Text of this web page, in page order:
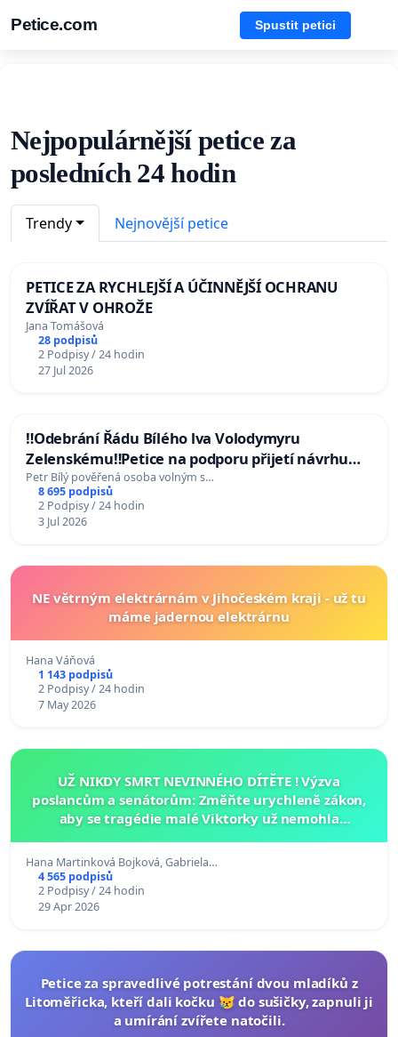
Petice.com Spustit petici
Nejpopulárnější petice za
posledních 24 hodin
Trendy Nejnovější petice
PETICE ZA RYCHLEJŠÍ A ÚČINNĚJŠÍ OCHRANU
ZVÍŘAT V OHROŽE
Jana Tomášová
28 podpisů
2 Podpisy / 24 hodin
27 Jul 2026
‼️Odebrání Řádu Bílého lva Volodymyru
Zelenskému‼️Petice na podporu přijetí návrhu
poslance JUDr. Jindřicha Rajchla a klubu SPD -
Odebrání státního vyznamenání Řádu Bílého lva
Volodymyru Zelenskému
Petr Bílý pověřená osoba volným s…
8 695 podpisů
2 Podpisy / 24 hodin
3 Jul 2026
NE větrným elektrárnám v Jihočeském kraji - už tu
máme jadernou elektrárnu
Hana Váňová
1 143 podpisů
2 Podpisy / 24 hodin
7 May 2026
UŽ NIKDY SMRT NEVINNÉHO DÍTĚTE ! Výzva
poslancům a senátorům: Změňte urychleně zákon,
aby se tragédie malé Viktorky už nemohla
Hana Martinková Bojková, Gabriela…
4 565 podpisů
2 Podpisy / 24 hodin
29 Apr 2026
Petice za spravedlivé potrestání dvou mladíků z
Litoměřicka, kteří dali kočku 😿 do sušičky, zapnuli ji
a umírání zvířete natočili.